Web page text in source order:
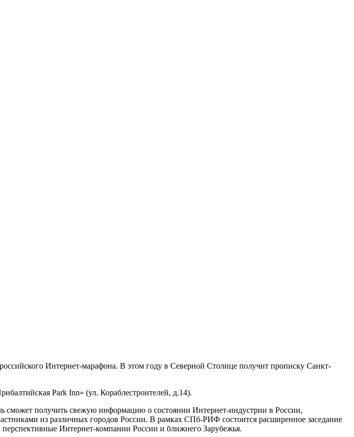
Интернет-марафона. В этом году в Северной Столице получит прописку Санкт-
Park Inn» (ул. Кораблестроителей, д.14).
сможет получить свежую информацию о состоянии Интернет-индустрии в России,
из различных городов России. В рамках СПб-РИФ состоится расширенное заседание
Интернет-компании России и ближнего Зарубежья.